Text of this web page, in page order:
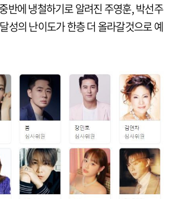
반에 냉철하기로 알려진 주영훈, 박선주
성의 난이도가 한층 더 올라갈것으로 예